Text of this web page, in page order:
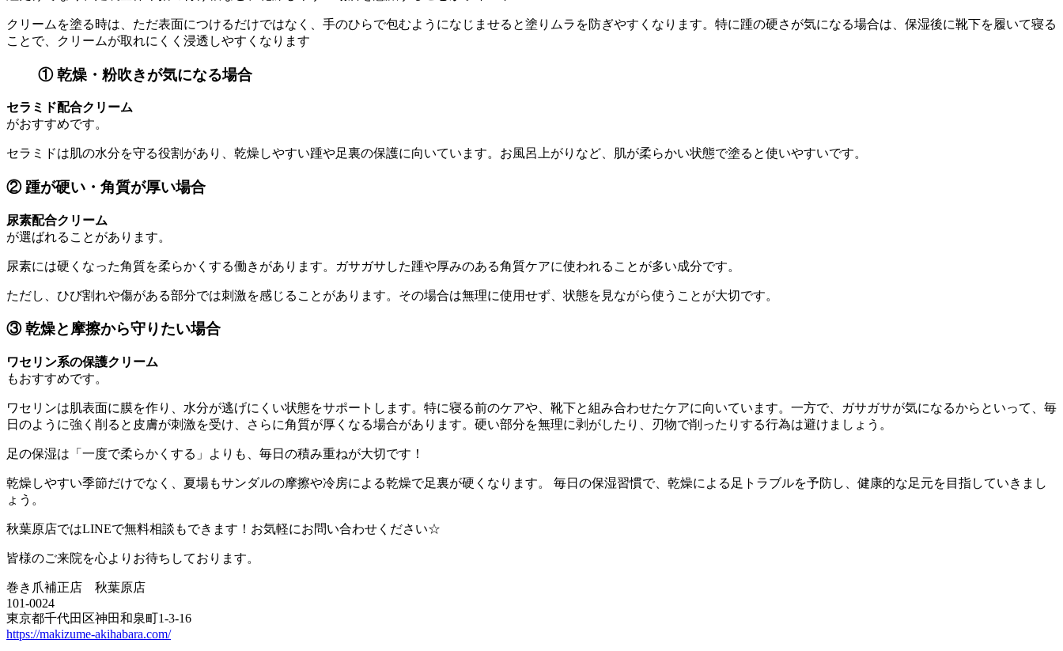
クリームを塗る時は、ただ表面につけるだけではなく、手のひらで包むようになじませると塗りムラを防ぎやすくなります。特に踵の硬さが気になる場合は、保湿後に靴下を履いて寝る
ことで、クリームが取れにくく浸透しやすくなります
① 乾燥・粉吹きが気になる場合
セラミド配合クリーム
がおすすめです。
セラミドは肌の水分を守る役割があり、乾燥しやすい踵や足裏の保護に向いています。お風呂上がりなど、肌が柔らかい状態で塗ると使いやすいです。
② 踵が硬い・角質が厚い場合
尿素配合クリーム
が選ばれることがあります。
尿素には硬くなった角質を柔らかくする働きがあります。ガサガサした踵や厚みのある角質ケアに使われることが多い成分です。
ただし、ひび割れや傷がある部分では刺激を感じることがあります。その場合は無理に使用せず、状態を見ながら使うことが大切です。
③ 乾燥と摩擦から守りたい場合
ワセリン系の保護クリーム
もおすすめです。
ワセリンは肌表面に膜を作り、水分が逃げにくい状態をサポートします。特に寝る前のケアや、靴下と組み合わせたケアに向いています。一方で、ガサガサが気になるからといって、毎
日のように強く削ると皮膚が刺激を受け、さらに角質が厚くなる場合があります。硬い部分を無理に剥がしたり、刃物で削ったりする行為は避けましょう。
足の保湿は「一度で柔らかくする」よりも、毎日の積み重ねが大切です！
乾燥しやすい季節だけでなく、夏場もサンダルの摩擦や冷房による乾燥で足裏が硬くなります。 毎日の保湿習慣で、乾燥による足トラブルを予防し、健康的な足元を目指していきまし
ょう。
秋葉原店ではLINEで無料相談もできます！お気軽にお問い合わせください☆
皆様のご来院を心よりお待ちしております。
巻き爪補正店 秋葉原店
101-0024
東京都千代田区神田和泉町1-3-16
https://makizume-akihabara.com/